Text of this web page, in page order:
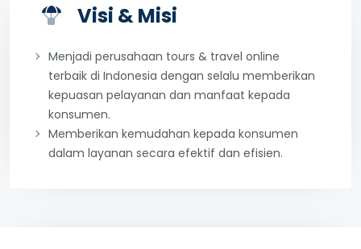
Visi & Misi
Menjadi perusahaan tours & travel online
terbaik di Indonesia dengan selalu memberikan
kepuasan pelayanan dan manfaat kepada
konsumen.
Memberikan kemudahan kepada konsumen
dalam layanan secara efektif dan efisien.